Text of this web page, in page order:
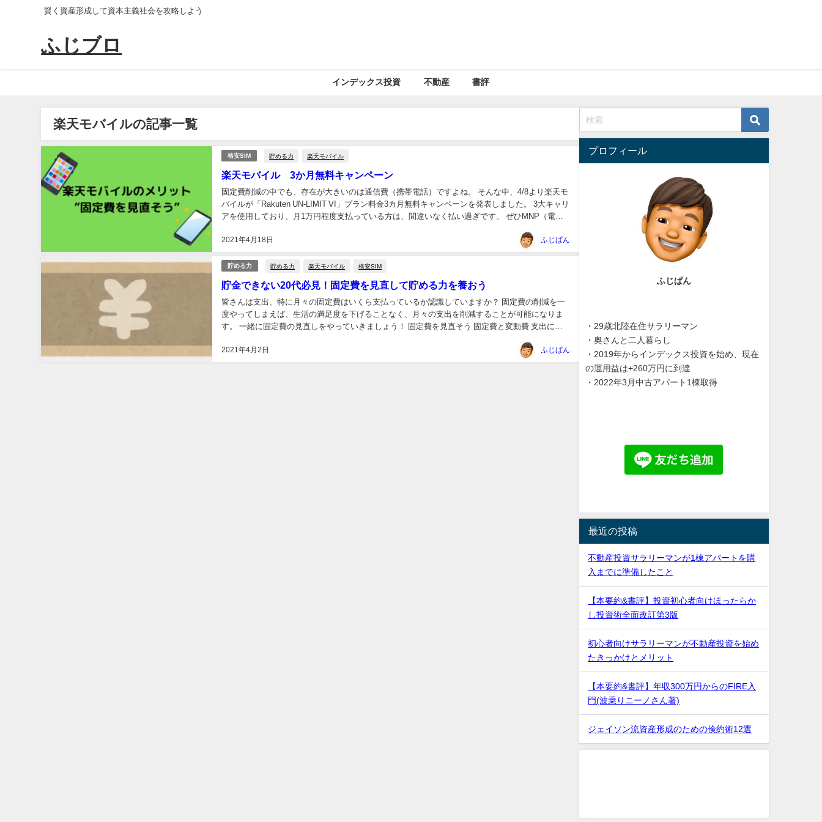
賢く資産形成して資本主義社会を攻略しよう
ふじブロ
インデックス投資 不動産 書評
楽天モバイルの記事一覧
格安SIM 貯める力 楽天モバイル
楽天モバイル 3か月無料キャンペーン
2021年4月18日
固定費削減の中でも、存在が大きいのは通信費（携帯電話）ですよね。 そんな中、4/8より楽天モ
バイルが「Rakuten UN-LIMIT VI」プラン料金3カ月無料キャンペーンを発表しました。 3大キャリ
アを使用しており、月1万円程度支払っている方は、間違いなく払い過ぎです。 ぜひMNP（電話
ふじぱん
貯める力 貯める力 楽天モバイル 格安SIM
貯金できない20代必見！固定費を見直して貯める力を養おう
2021年4月2日
皆さんは支出、特に月々の固定費はいくら支払っているか認識していますか？ 固定費の削減を一
度やってしまえば、生活の満足度を下げることなく、月々の支出を削減することが可能になりま
す。 一緒に固定費の見直しをやっていきましょう！ 固定費を見直そう 固定費と変動費 支出には
ふじぱん
プロフィール
ふじぱん
・29歳北陸在住サラリーマン
・奥さんと二人暮らし
・2019年からインデックス投資を始め、現在
の運用益は+260万円に到達
・2022年3月中古アパート1棟取得
最近の投稿
不動産投資サラリーマンが1棟アパートを購
入までに準備したこと
【本要約&書評】投資初心者向けほったらか
し投資術全面改訂第3版
初心者向けサラリーマンが不動産投資を始め
たきっかけとメリット
【本要約&書評】年収300万円からのFIRE入
門(波乗りニーノさん著)
ジェイソン流資産形成のための倹約術12選